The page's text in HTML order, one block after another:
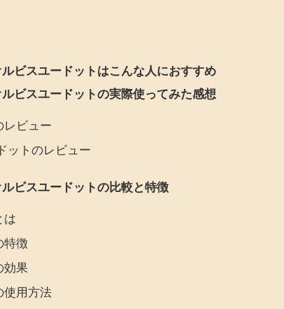
ビスユードットはこんな人におすすめ
ビスユードットの実際使ってみた感想
レビュー
ットのレビュー
ビスユードットの比較と特徴
は
特徴
効果
使用方法